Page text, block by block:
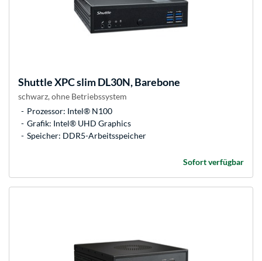
ShuttleXPC slim DL30N, Barebone
schwarz, ohne Betriebssystem
Prozessor: Intel® N100
Grafik: Intel® UHD Graphics
Speicher: DDR5-Arbeitsspeicher
Sofort verfügbar